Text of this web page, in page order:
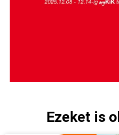
Ezeket is